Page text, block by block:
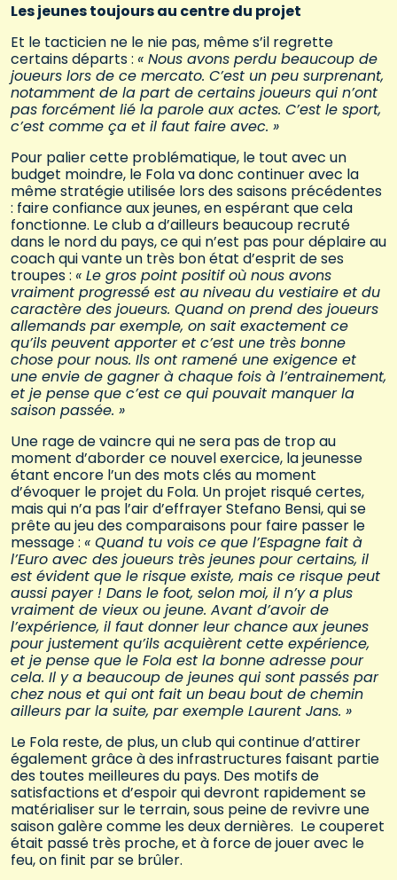
Les jeunes toujours au centre du projet
Et le tacticien ne le nie pas, même s’il regrette
certains départs : « Nous avons perdu beaucoup de
joueurs lors de ce mercato. C’est un peu surprenant,
notamment de la part de certains joueurs qui n’ont
pas forcément lié la parole aux actes. C’est le sport,
c’est comme ça et il faut faire avec. »
Pour palier cette problématique, le tout avec un
budget moindre, le Fola va donc continuer avec la
même stratégie utilisée lors des saisons précédentes
: faire confiance aux jeunes, en espérant que cela
fonctionne. Le club a d’ailleurs beaucoup recruté
dans le nord du pays, ce qui n’est pas pour déplaire au
coach qui vante un très bon état d’esprit de ses
troupes : « Le gros point positif où nous avons
vraiment progressé est au niveau du vestiaire et du
caractère des joueurs. Quand on prend des joueurs
allemands par exemple, on sait exactement ce
qu’ils peuvent apporter et c’est une très bonne
chose pour nous. Ils ont ramené une exigence et
une envie de gagner à chaque fois à l’entrainement,
et je pense que c’est ce qui pouvait manquer la
saison passée. »
Une rage de vaincre qui ne sera pas de trop au
moment d’aborder ce nouvel exercice, la jeunesse
étant encore l’un des mots clés au moment
d’évoquer le projet du Fola. Un projet risqué certes,
mais qui n’a pas l’air d’effrayer Stefano Bensi, qui se
prête au jeu des comparaisons pour faire passer le
message : « Quand tu vois ce que l’Espagne fait à
l’Euro avec des joueurs très jeunes pour certains, il
est évident que le risque existe, mais ce risque peut
aussi payer ! Dans le foot, selon moi, il n’y a plus
vraiment de vieux ou jeune. Avant d’avoir de
l’expérience, il faut donner leur chance aux jeunes
pour justement qu’ils acquièrent cette expérience,
et je pense que le Fola est la bonne adresse pour
cela. Il y a beaucoup de jeunes qui sont passés par
chez nous et qui ont fait un beau bout de chemin
ailleurs par la suite, par exemple Laurent Jans. »
Le Fola reste, de plus, un club qui continue d’attirer
également grâce à des infrastructures faisant partie
des toutes meilleures du pays. Des motifs de
satisfactions et d’espoir qui devront rapidement se
matérialiser sur le terrain, sous peine de revivre une
saison galère comme les deux dernières. Le couperet
était passé très proche, et à force de jouer avec le
feu, on finit par se brûler.